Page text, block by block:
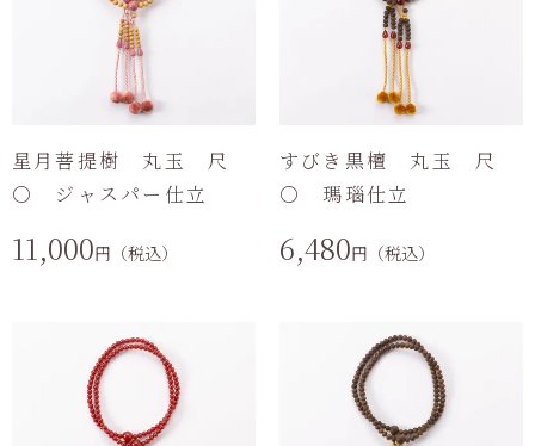
星月菩提樹 丸玉 尺
〇 ジャスパー仕立
11,000円（税込）
すびき黒檀 丸玉 尺
〇 瑪瑙仕立
6,480円（税込）